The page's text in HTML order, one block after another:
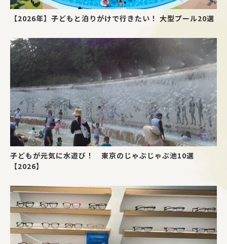
【2026年】子どもと泊りがけで行きたい！ 大型プール20選
子どもが元気に水遊び！ 東京のじゃぶじゃぶ池10選
【2026】